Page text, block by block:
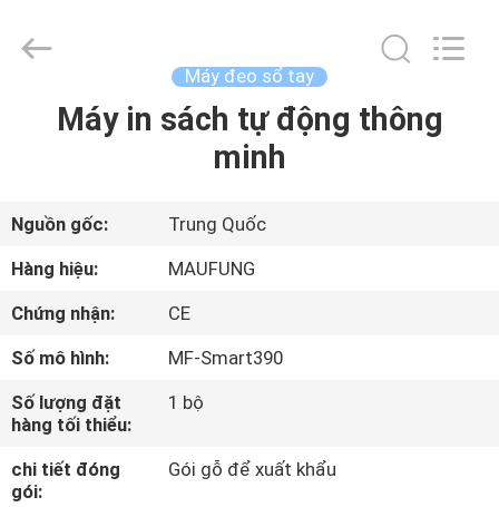
TRANG
CÁC
SẢN
PHẨM
VỀ
CHÚNG
MAUFUNG
MACHINERY
Máy đeo sổ tay
Máy in sách tự động thông
minh
Nguồn gốc:
Trung Quốc
Hàng hiệu:
MAUFUNG
Chứng nhận:
CE
Số mô hình:
MF-Smart390
Số lượng đặt
hàng tối thiểu:
1 bộ
chi tiết đóng
gói:
Gói gỗ để xuất khẩu